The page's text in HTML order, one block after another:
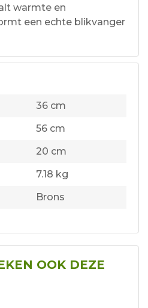
warmte en
een echte blikvanger
36 cm
56 cm
20 cm
7.18 kg
Brons
OOK DEZE